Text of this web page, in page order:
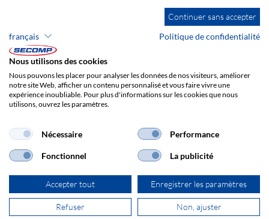
Brands
Protection des données
Frais de port
© 2026 SECOMP AG. Tous les droits sont réservés.
powered by polynorm
Continuer sans accepter
français
Politique de confidentialité
Nous utilisons des cookies
Nous pouvons les placer pour analyser les données de nos visiteurs, améliorer
notre site Web, afficher un contenu personnalisé et vous faire vivre une
expérience inoubliable. Pour plus d'informations sur les cookies que nous
utilisons, ouvrez les paramètres.
Nécessaire Performance
Fonctionnel La publicité
Accepter tout Enregistrer les paramètres
Refuser Non, ajuster